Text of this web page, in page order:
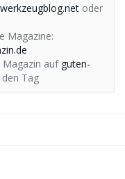
werkzeugblog.net oder
Magazine:
Magazin auf guten-
Tag